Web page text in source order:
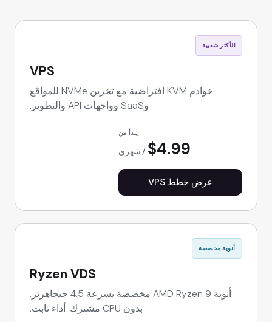
الأكثر شعبية
VPS
خوادم KVM افتراضية مع تخزين NVMe للمواقع
وSaaS وواجهات API والتطوير.
يبدأ من
$4.99 شهري
عرض خطط VPS
أنوية مخصصة
Ryzen VDS
أنوية AMD Ryzen 9 مخصصة بسرعة 4.5 جيجاهرتز.
بدون CPU مشترك. أداء ثابت.